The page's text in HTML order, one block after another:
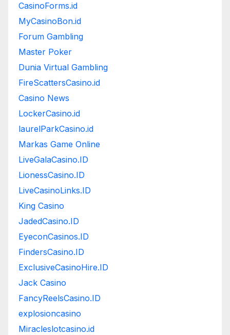
CasinoForms.id
MyCasinoBon.id
Forum Gambling
Master Poker
Dunia Virtual Gambling
FireScattersCasino.id
Casino News
LockerCasino.id
laurelParkCasino.id
Markas Game Online
LiveGalaCasino.ID
LionessCasino.ID
LiveCasinoLinks.ID
King Casino
JadedCasino.ID
EyeconCasinos.ID
FindersCasino.ID
ExclusiveCasinoHire.ID
Jack Casino
FancyReelsCasino.ID
explosioncasino
Miracleslotcasino.id